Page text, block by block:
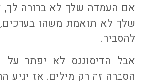
אם העמדה שלך לא ברורה לך,
שלך לא תואמת משהו
להסביר.
אבל הדיסוננס לא יפתר על
הסברה זה רק מילים. אז יגיע